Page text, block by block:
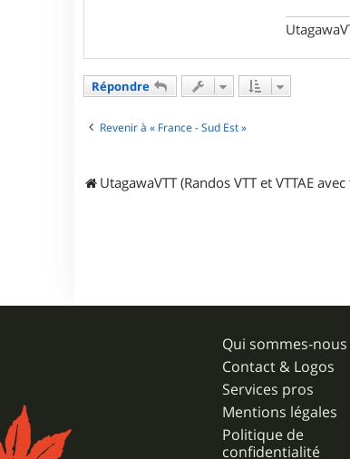
u
t
g
Répondre
Revenir à « France - Sud Est »
UtagawaVTT (Randos VTT et VTTAE avec
Qui sommes-nous
Contact & Logos
Services pros
Mentions légales
Politique de
confidentialité